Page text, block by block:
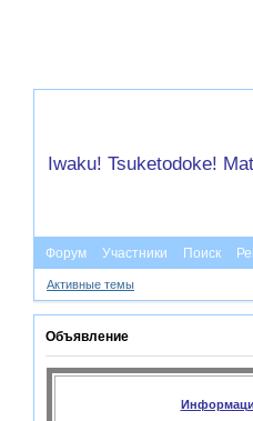
Iwaku! Tsuketodoke!
Форум Участники Поиск
Активные темы
Объявление